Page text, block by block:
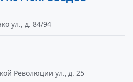
ул., д. 84/94
Революции ул., д. 25